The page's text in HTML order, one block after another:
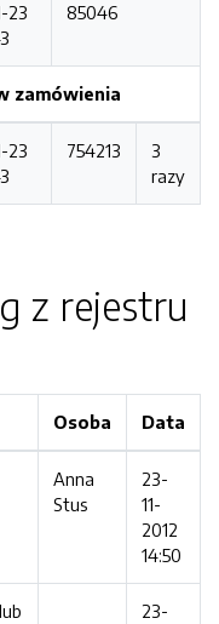
23
85046
zamówienia
23
754213
3
razy
z rejestru
Osoba Data
Anna
Stus
23-
11-
2012
14:50
23-